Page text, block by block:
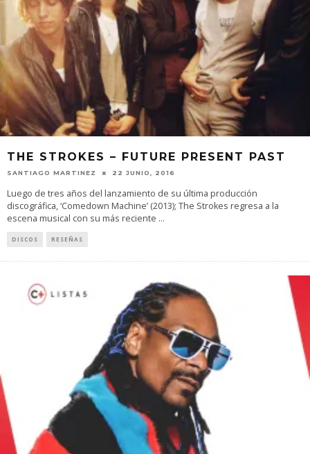
THE STROKES – FUTURE PRESENT PAST
SANTIAGO MARTINEZ 22 JUNIO, 2016
Luego de tres años del lanzamiento de su última producción
discográfica, ‘Comedown Machine’ (2013); The Strokes regresa a la
escena musical con su más reciente ...
DISCOS RESEÑAS